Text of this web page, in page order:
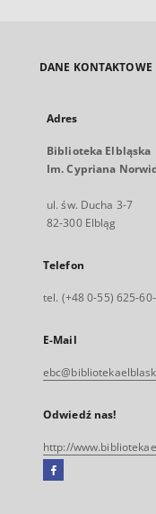
DANE KONTAKTOWE
Adres
Biblioteka Elbląska
Im. Cypriana
ul. św. Ducha 3-7
82-300 Elbląg
Telefon
tel. (+48 0-55) 625-
E-Mail
Odwiedź nas!
http://
Facebook